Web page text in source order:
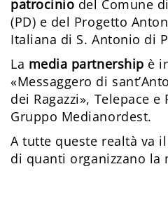
patrocinio del Comune
(PD) e del Progetto
Italiana di S. Antonio di
La media partnership è
«Messaggero di
dei Ragazzi», Telepace e
Gruppo Medianordest.
A tutte queste realtà va
di quanti organizzano la